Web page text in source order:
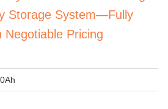
Storage System—Fully
Negotiable Pricing